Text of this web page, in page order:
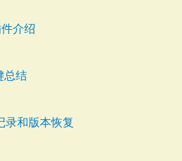
介绍
总结
和版本恢复